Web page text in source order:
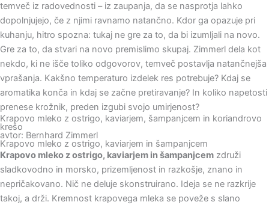
temveč iz radovednosti – iz zaupanja, da se nasprotja lahko
dopolnjujejo, če z njimi ravnamo natančno. Kdor ga opazuje pri
kuhanju, hitro spozna: tukaj ne gre za to, da bi izumljali na novo.
Gre za to, da stvari na novo premislimo skupaj. Zimmerl dela kot
nekdo, ki ne išče toliko odgovorov, temveč postavlja natančnejša
vprašanja. Kakšno temperaturo izdelek res potrebuje? Kdaj se
aromatika konča in kdaj se začne pretiravanje? In koliko napetosti
prenese krožnik, preden izgubi svojo umirjenost?
Krapovo mleko z ostrigo, kaviarjem, šampanjcem in koriandrovo
krešo
avtor: Bernhard Zimmerl
Krapovo mleko z ostrigo, kaviarjem in šampanjcem
Krapovo mleko z ostrigo, kaviarjem in šampanjcem združi
sladkovodno in morsko, prizemljenost in razkošje, znano in
nepričakovano. Nič ne deluje skonstruirano. Ideja se ne razkrije
takoj, a drži. Kremnost krapovega mleka se poveže s slano